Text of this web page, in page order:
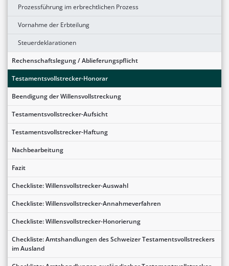
Prozessführung im erbrechtlichen Prozess
Vornahme der Erbteilung
Steuerdeklarationen
Rechenschaftslegung / Ablieferungspflicht
Testamentsvollstrecker-Honorar
Beendigung der Willensvollstreckung
Testamentsvollstrecker-Aufsicht
Testamentsvollstrecker-Haftung
Nachbearbeitung
Fazit
Checkliste: Willensvollstrecker-Auswahl
Checkliste: Willensvollstrecker-Annahmeverfahren
Checkliste: Willensvollstrecker-Honorierung
Checkliste: Amtshandlungen des Schweizer Testamentsvollstreckers
im Ausland